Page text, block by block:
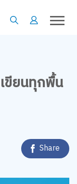
ขียนทุกพื้น
Share